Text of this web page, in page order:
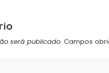
será publicado. Campos